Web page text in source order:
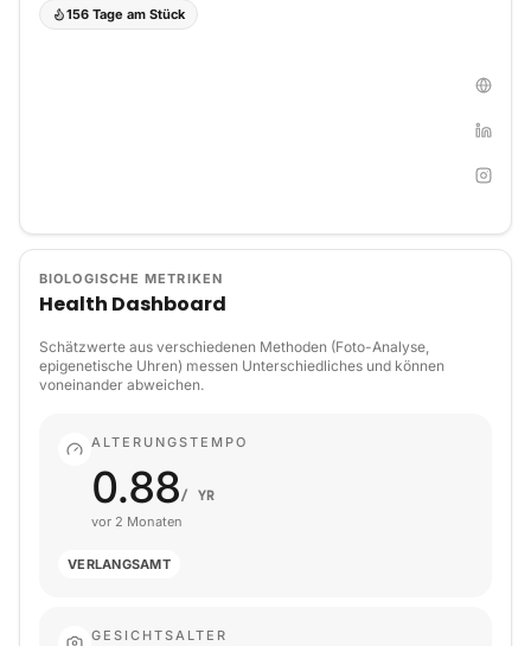
156 Tage am Stück
BIOLOGISCHE METRIKEN
Health Dashboard
Schätzwerte aus verschiedenen Methoden (Foto-Analyse,
epigenetische Uhren) messen Unterschiedliches und können
voneinander abweichen.
ALTERUNGSTEMPO
0.88/ YR
vor 2 Monaten
VERLANGSAMT
GESICHTSALTER